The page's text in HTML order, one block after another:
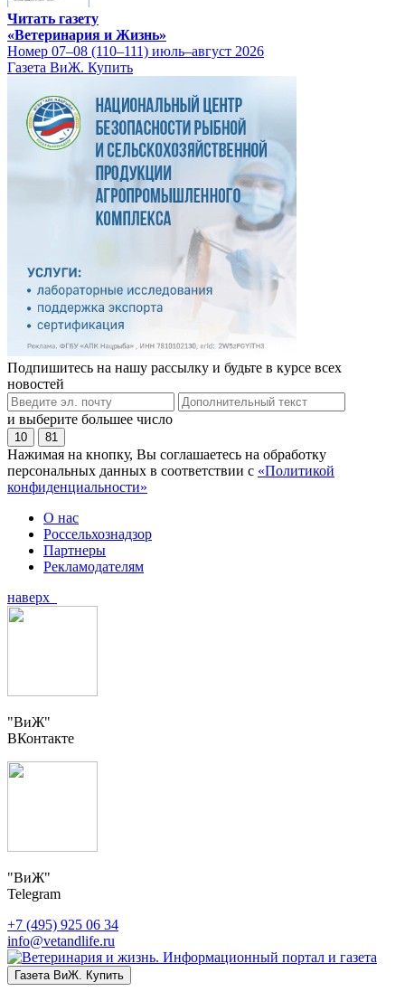
Читать газету
«Ветеринария и Жизнь»
Номер 07–08 (110–111) июль–август 2026
Газета ВиЖ. Купить
Подпишитесь на нашу рассылку и будьте в курсе всех
новостей
и выберите большее число
10 81
Нажимая на кнопку, Вы соглашаетесь на обработку
персональных данных в соответствии с «Политикой
конфиденциальности»
О нас
Россельхознадзор
Партнеры
Рекламодателям
наверх
"ВиЖ"
ВКонтакте
"ВиЖ"
Telegram
+7 (495) 925 06 34
info@vetandlife.ru
Газета ВиЖ. Купить